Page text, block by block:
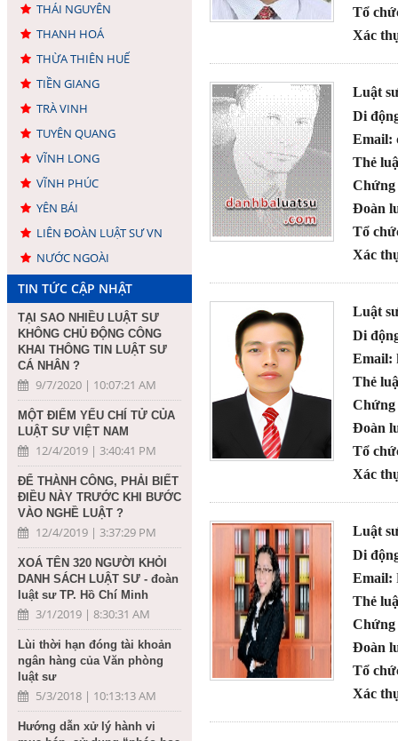
THÁI NGUYÊN
THANH HOÁ
THỪA THIÊN HUẾ
TIỀN GIANG
TRÀ VINH
TUYÊN QUANG
VĨNH LONG
VĨNH PHÚC
YÊN BÁI
LIÊN ĐOÀN LUẬT SƯ VN
NƯỚC NGOÀI
TIN TỨC CẬP NHẬT
TẠI SAO NHIỀU LUẬT SƯ
KHÔNG CHỦ ĐỘNG CÔNG
KHAI THÔNG TIN LUẬT SƯ
CÁ NHÂN ?
9/7/2020 | 10:07:21 AM
MỘT ĐIỂM YẾU CHÍ TỬ CỦA
LUẬT SƯ VIỆT NAM
12/4/2019 | 3:40:41 PM
ĐỂ THÀNH CÔNG, PHẢI BIẾT
ĐIỀU NÀY TRƯỚC KHI BƯỚC
VÀO NGHỀ LUẬT ?
12/4/2019 | 3:37:29 PM
XOÁ TÊN 320 NGƯỜI KHỎI
DANH SÁCH LUẬT SƯ - đoàn
luật sư TP. Hồ Chí Minh
3/1/2019 | 8:30:31 AM
Lùi thời hạn đóng tài khoản
ngân hàng của Văn phòng
luật sư
5/3/2018 | 10:13:13 AM
Hướng dẫn xử lý hành vi
Tổ
Xác
Luật
Di
Email:
Thẻ
Chứng
Đoàn
Tổ
Xác
Luật
Di
Email:
Thẻ
Chứng
Đoàn
Tổ
Xác
Luật
Di
Email:
Thẻ
Chứng
Đoàn
Tổ
Xác